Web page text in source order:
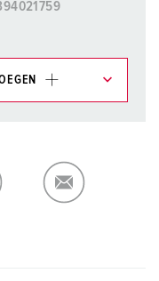
TOEVOEGEN